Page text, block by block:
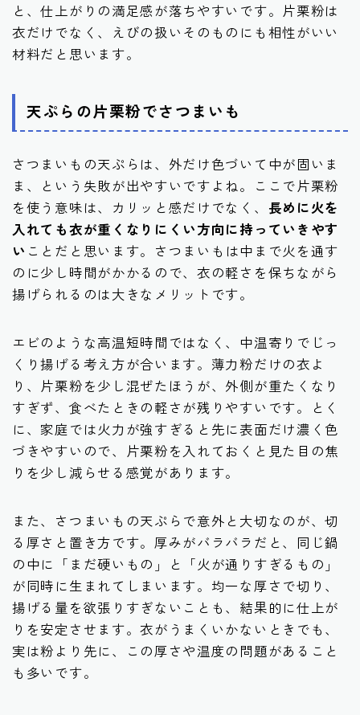
と、仕上がりの満足感が落ちやすいです。片栗粉は
衣だけでなく、えびの扱いそのものにも相性がいい
材料だと思います。
天ぷらの片栗粉でさつまいも
さつまいもの天ぷらは、外だけ色づいて中が固いま
ま、という失敗が出やすいですよね。ここで片栗粉
を使う意味は、カリッと感だけでなく、 長めに火を
入れても衣が重くなりにくい方向に持っていきやす
い ことだと思います。さつまいもは中まで火を通す
のに少し時間がかかるので、衣の軽さを保ちながら
揚げられるのは大きなメリットです。
エビのような高温短時間ではなく、中温寄りでじっ
くり揚げる考え方が合います。薄力粉だけの衣よ
り、片栗粉を少し混ぜたほうが、外側が重たくなり
すぎず、食べたときの軽さが残りやすいです。とく
に、家庭では火力が強すぎると先に表面だけ濃く色
づきやすいので、片栗粉を入れておくと見た目の焦
りを少し減らせる感覚があります。
また、さつまいもの天ぷらで意外と大切なのが、切
る厚さと置き方です。厚みがバラバラだと、同じ鍋
の中に「まだ硬いもの」と「火が通りすぎるもの」
が同時に生まれてしまいます。均一な厚さで切り、
揚げる量を欲張りすぎないことも、結果的に仕上が
りを安定させます。衣がうまくいかないときでも、
実は粉より先に、この厚さや温度の問題があること
も多いです。